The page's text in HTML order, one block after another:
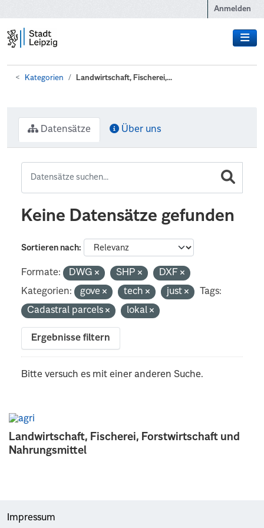
Anmelden
Kategorien Landwirtschaft, Fischerei,...
Landwirtschaft, Fischerei, Forstwirtschaft und
Nahrungsmittel
Datensätze Über uns
Keine Datensätze gefunden
Sortieren nach
Formate: DWG SHP
DXF
Kategorien:
gove tech just
Tags:
Cadastral parcels
lokal
Ergebnisse filtern
Bitte versuch es mit einer anderen Suche.
Impressum